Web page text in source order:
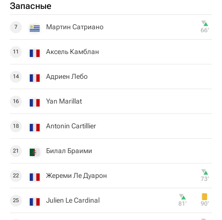
Запасные
7 Мартин Сатриано 66‎’‎
11 Аксель Камблан
14 Адриен Лебо
16 Yan Marillat
18 Antonin Cartillier
21 Билал Браими
22 Жереми Ле Дуарон 73‎’‎
25 Julien Le Cardinal 81‎’‎ 90‎’‎